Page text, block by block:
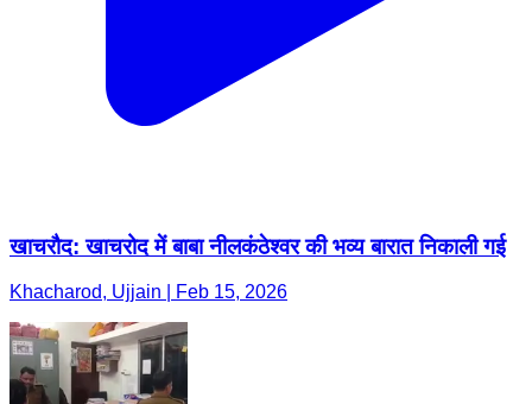
खाचरौद: खाचरोद में बाबा नीलकंठेश्वर की भव्य बारात निकाली गई
Khacharod, Ujjain | Feb 15, 2026